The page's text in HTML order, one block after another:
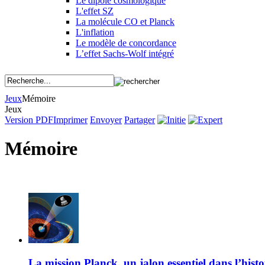
L'effet SZ
La molécule CO et Planck
L'inflation
Le modèle de concordance
L’effet Sachs-Wolf intégré
JeuxMémoire
Jeux
Version PDFImprimer Envoyer Partager
Mémoire